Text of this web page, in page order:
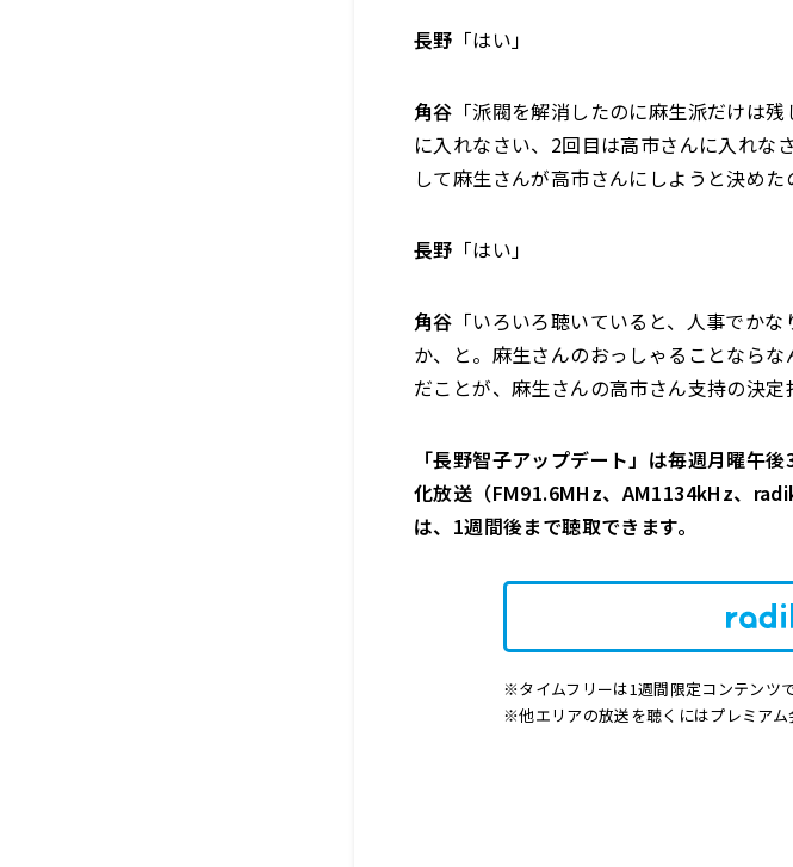
長野 「はい」
角谷 「派閥を解消したのに麻生派だけは
に入れなさい、2回目は高市さんに入れな
して麻生さんが高市さんにしようと決めた
長野 「はい」
角谷 「いろいろ聴いていると、人事でか
か、と。麻生さんのおっしゃることなら
だことが、麻生さんの高市さん支持の決定
「長野智子アップデート」は毎週月曜午
化放送（FM91.6MHz、AM1134kHz、
は、1週間後まで聴取できます。
※タイムフリーは1週間限定コンテンツで
※他エリアの放送を聴くにはプレミアム